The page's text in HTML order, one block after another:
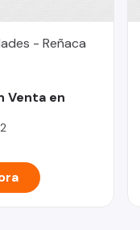
- Reñaca
Venta en
2